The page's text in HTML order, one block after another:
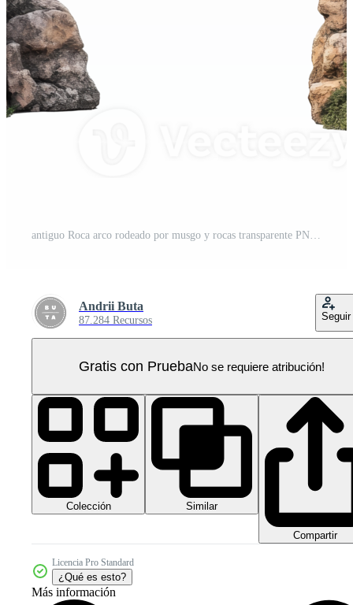
antiguo Roca arco rodeado por musgo y rocas transparente PNG Pro
Andrii Buta
87.284 Recursos Seguir
Gratis con PruebaNo se requiere atribución!
Colección Similar
Compartir
Licencia Pro Standard
¿Qué es esto?
Más información